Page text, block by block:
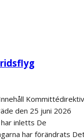
Kommittédirektiv
den 25 juni 2026
inletts De
har förändrats